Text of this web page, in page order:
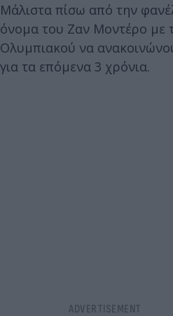
Μάλιστα πίσω από την
όνομα του Ζαν Μοντέρο με
Ολυμπιακού να
για τα επόμενα 3 χρόνια.